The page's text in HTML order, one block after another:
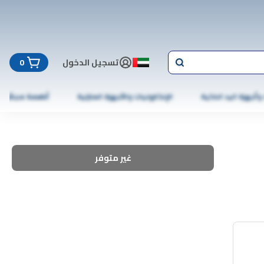
تسجيل الدخول 0
اليد الذكية الإلكترونيات والأجهزة المنزلية أطعمة مجمّدة
غير متوفر